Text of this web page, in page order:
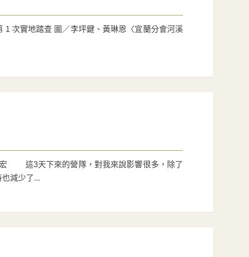
次實地踏查 圖／李坪鍵、黃琳恩〈宜蘭分會河溪
宏 這3天下來的營隊，對我來說影響很多，除了
減少了...